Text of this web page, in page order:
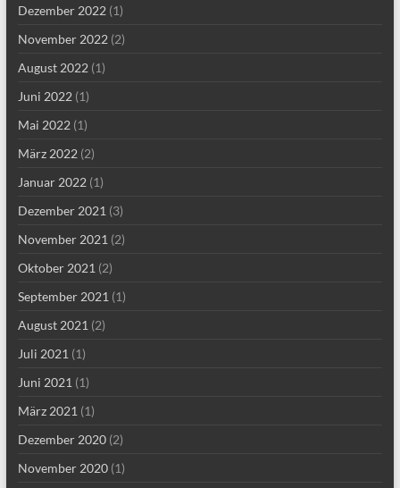
Dezember 2022(1)
November 2022(2)
August 2022(1)
Juni 2022(1)
Mai 2022(1)
März 2022(2)
Januar 2022(1)
Dezember 2021 (3)
November 2021 (2)
Oktober 2021 (2)
September 2021 (1)
August 2021 (2)
Juli 2021 (1)
Juni 2021 (1)
März 2021 (1)
Dezember 2020(2)
November 2020(1)